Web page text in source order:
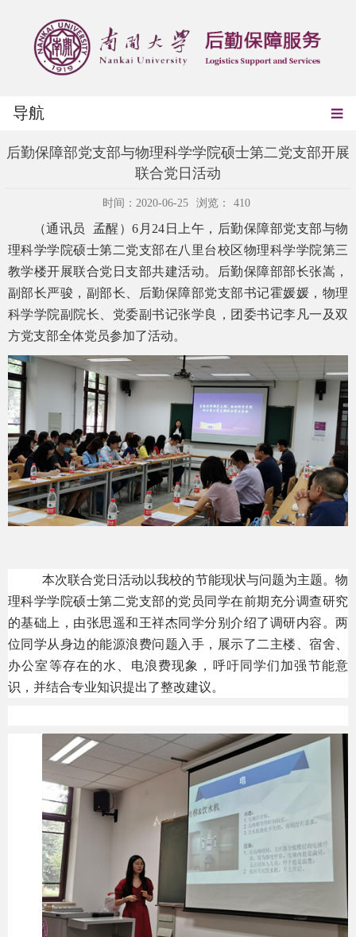
导航
后勤保障部党支部与物理科学学院硕士第二党支部开展
联合党日活动
时间：2020-06-25 浏览： 410
（通讯员 孟醒）6月24日上午，后勤保障部党支部与物
理科学学院硕士第二党支部在八里台校区物理科学学院第三
教学楼开展联合党日支部共建活动。后勤保障部部长张嵩，
副部长严骏，副部长、后勤保障部党支部书记霍媛媛，物理
科学学院副院长、党委副书记张学良，团委书记李凡一及双
方党支部全体党员参加了活动。
本次联合党日活动以我校的节能现状与问题为主题。物
理科学学院硕士第二党支部的党员同学在前期充分调查研究
的基础上，由张思遥和王祥杰同学分别介绍了调研内容。两
位同学从身边的能源浪费问题入手，展示了二主楼、宿舍、
办公室等存在的水、电浪费现象，呼吁同学们加强节能意
识，并结合专业知识提出了整改建议。